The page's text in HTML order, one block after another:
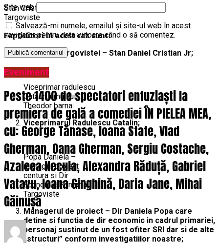
Stan Cristian – Primar
Targoviste
Faptiuitori in acest caz sunt:
Primarul Targovistei – Stan Daniel Cristian Jr;
Viceprimar radulescu
Catalin, umul lui
Theodor barna
Viceprimarul Radulescu Catalin;
Popa Daniela –
manager proiect
centura si Dir
Economic Primaria
Targoviste
Managerul de proiect – Dir Daniela Popa care
detine si functia de dir economic in cadrul primariei,
personaj sustinut de un fost ofiter SRI dar si de alte
„structuri” conform investigatiilor noastre;
Site web
Salvează-mi numele, emailul și site-ul web în acest
navigator pentru data viitoare când o să comentez.
Eveniment
Peste 1400 de spectatori entuziaști la
premiera de gală a comediei ÎN PIELEA MEA,
cu: George Tănase, Ioana State, Vlad
Gherman, Oana Gherman, Sergiu Costache,
Azaleea Necula, Alexandra Răduță, Gabriel
Vatavu, Ioana Ginghină, Daria Jane, Mihai
Găinușă